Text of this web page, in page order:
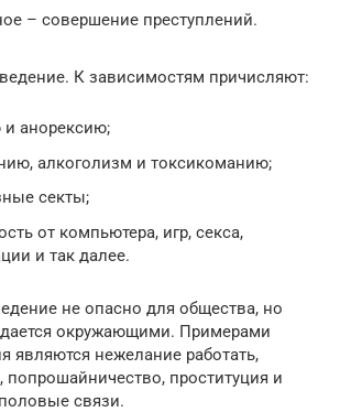
– совершение преступлений.
К зависимостям причисляют:
анорексию;
алкоголизм и токсикоманию;
секты;
от компьютера, игр, секса,
и так далее.
не опасно для общества, но
окружающими. Примерами
являются нежелание работать,
попрошайничество, проституция и
связи.